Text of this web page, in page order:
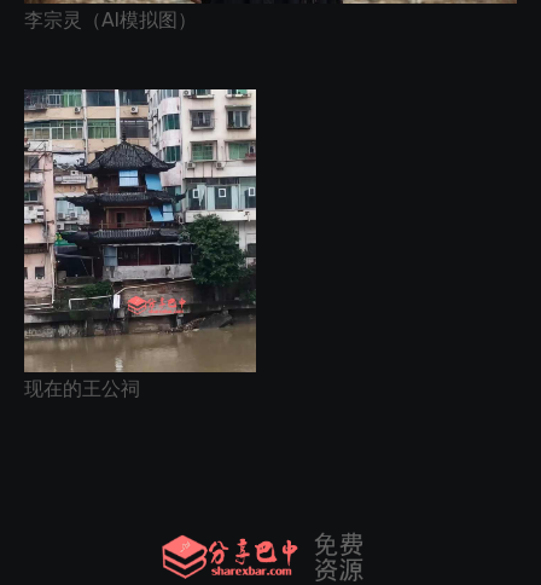
李宗灵（AI模拟图）
现在的王公祠